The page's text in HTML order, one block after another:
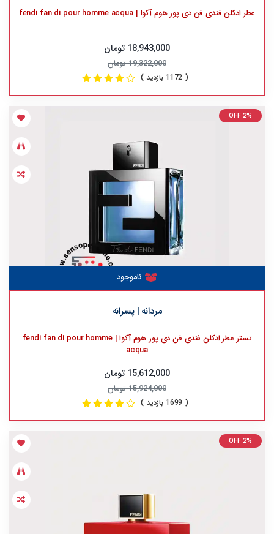
عطر ادکلن فندی فن دی پور هوم آکوا | fendi fan di pour homme acqua
18,943,000 تومان
19,322,000 تومان
( 1172 بازدید )
OFF 2%
ناموجود
مردانه | پسرانه
تستر عطر ادکلن فندی فن دی پور هوم آکوا | fendi fan di pour homme
acqua
15,612,000 تومان
15,924,000 تومان
( 1699 بازدید )
OFF 2%